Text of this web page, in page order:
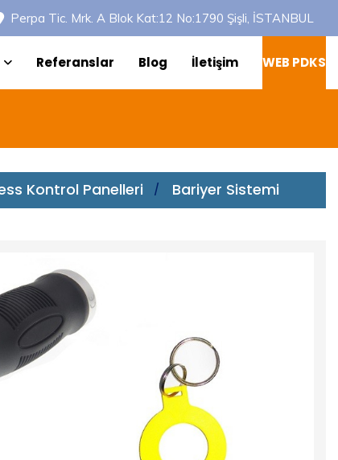
Perpa Tic. Mrk. A Blok Kat:12 No:1790 Şişli, İSTANBUL
Referanslar Blog İletişim WEB PDKS
Kontrol Panelleri Bariyer Sistemi